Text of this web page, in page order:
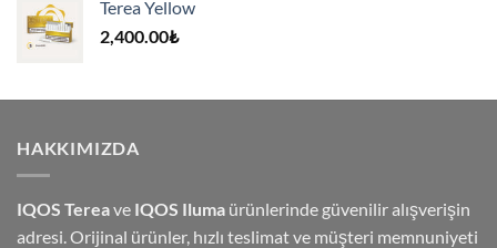
Terea Yellow
2,400.00₺
HAKKIMIZDA
IQOS Tereave IQOS Iluma ürünlerinde güvenilir alışverişin
adresi. Orijinal ürünler, hızlı teslimat ve müşteri memnuniyeti